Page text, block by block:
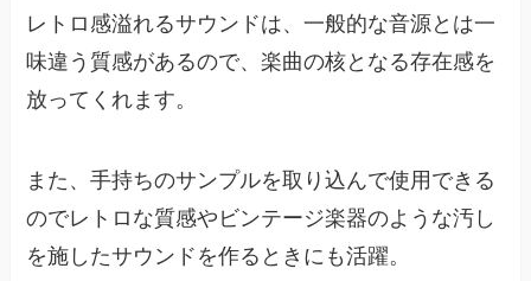
レトロ感溢れるサウンドは、一般的な音源とは一
味違う質感があるので、楽曲の核となる存在感を
放ってくれます。
また、手持ちのサンプルを取り込んで使用できる
のでレトロな質感やビンテージ楽器のような汚し
を施したサウンドを作るときにも活躍。